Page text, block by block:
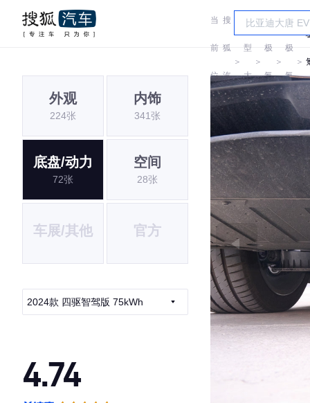
当
前
位
置:
搜
狐
汽
车
＞
车
型
大
全
＞
极
氪
＞
极
氪
＞
外观
224张
内饰
341张
底盘/动力
72张
空间
28张
车展/其他 官方
2024款 四驱智驾版 75kWh
4.74